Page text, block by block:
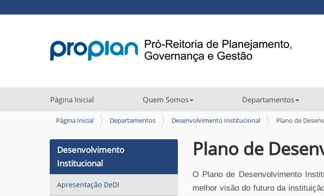
Página Inicial Quem Somos Departamentos
V
c
ê
e
Página Inicial Departamentos Desenvolvimento Institucional Plano de
Desenvolvimento
Institucional
Apresentação DeDI
Plano de
O Plano de Desenvolvimento
melhor visãodo futuro da